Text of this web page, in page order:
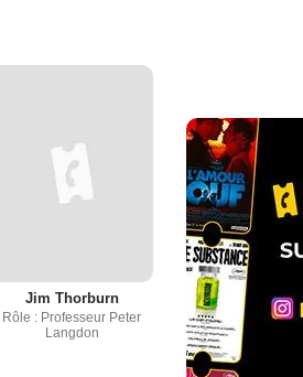
Jim Thorburn
Rôle : Professeur Peter
Langdon